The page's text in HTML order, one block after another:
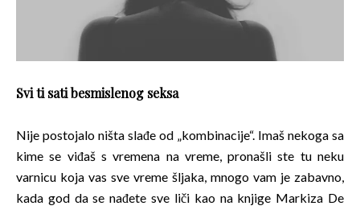
Svi ti sati besmislenog seksa
Nije postojalo ništa slađe od „kombinacije“. Imaš nekoga sa
kime se viđaš s vremena na vreme, pronašli ste tu neku
varnicu koja vas sve vreme šljaka, mnogo vam je zabavno,
kada god da se nađete sve liči kao na knjige Markiza De